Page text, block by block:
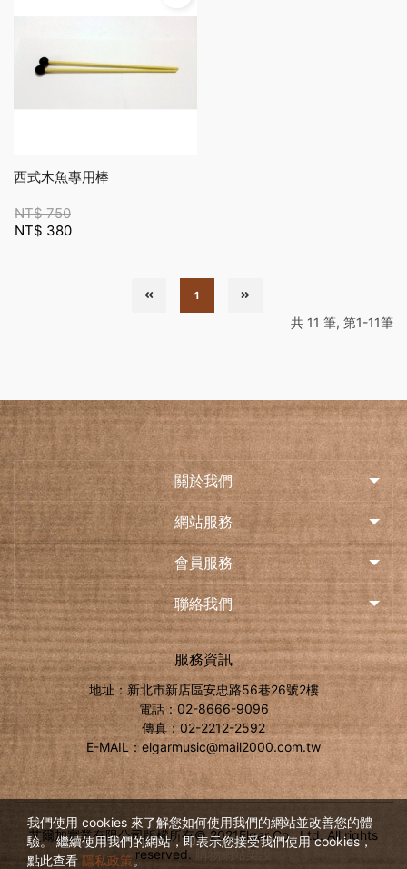
西式木魚專用棒
NT$750
NT$ 380
1
共 11 筆, 第1-11筆
關於我們
網站服務
會員服務
聯絡我們
服務資訊
地址：新北市新店區安忠路56巷26號2樓
電話：02-8666-9096
傳真：02-2212-2592
E-MAIL：elgarmusic@mail2000.com.tw
艾爾加實業有限公司版權所有© 2021Elgar Co., Ltd. All rights
reserved.
我們使用 cookies 來了解您如何使用我們的網站並改善您的體
驗。 繼續使用我們的網站，即表示您接受我們使用 cookies，
點此查看 隱私政策。